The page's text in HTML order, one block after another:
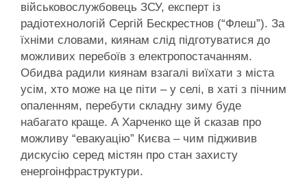
військовослужбовець ЗСУ, експерт із
радіотехнологій Сергій Бескрестнов (“Флеш”). За
їхніми словами, киянам слід підготуватися до
можливих перебоїв з електропостачанням.
Обидва радили киянам взагалі виїхати з міста
усім, хто може на це піти – у селі, в хаті з пічним
опаленням, перебути складну зиму буде
набагато краще. А Харченко ще й сказав про
можливу “евакуацію” Києва – чим підживив
дискусію серед містян про стан захисту
енергоінфраструктури.